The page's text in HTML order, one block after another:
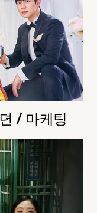
/ 마케팅